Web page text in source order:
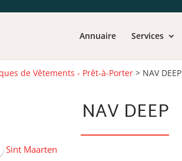
Annuaire Services
de Vêtements - Prêt-à-Porter > NAV DEEP
NAV DEEP
Sint Maarten